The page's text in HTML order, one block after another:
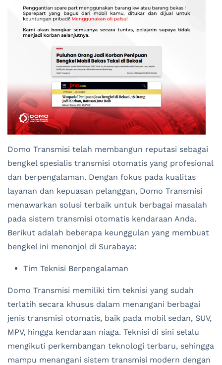
Domo Transmisi telah membangun reputasi sebagai
bengkel spesialis transmisi otomatis yang profesional
dan berpengalaman. Dengan fokus pada kualitas
layanan dan kepuasan pelanggan, Domo Transmisi
menawarkan solusi terbaik untuk berbagai masalah
pada sistem transmisi otomatis kendaraan Anda.
Berikut adalah beberapa keunggulan yang membuat
bengkel ini menonjol di Surabaya:
Tim Teknisi Berpengalaman
Domo Transmisi memiliki tim teknisi yang sudah
terlatih secara khusus dalam menangani berbagai
jenis transmisi otomatis, baik pada mobil sedan, SUV,
MPV, hingga kendaraan niaga. Teknisi di sini selalu
mengikuti perkembangan teknologi terbaru, sehingga
mampu menangani sistem transmisi modern dengan